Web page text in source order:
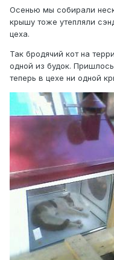
Осенью мы собирали
крышу тоже утепляли
цеха.
Так бродячий кот на
одной из будок.
теперь в цехе ни одной